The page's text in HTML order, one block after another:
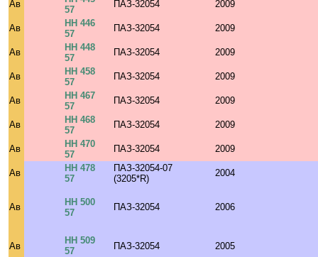
Ав
57
ПАЗ-32054 2009
Ав
НН 446
57
ПАЗ-32054 2009
Ав
НН 448
57
ПАЗ-32054 2009
Ав
НН 458
57
ПАЗ-32054 2009
Ав
НН 467
57
ПАЗ-32054 2009
Ав
НН 468
57
ПАЗ-32054 2009
Ав
НН 470
57
ПАЗ-32054 2009
Ав
НН 478
57
ПАЗ-32054-07
(3205*R)
2004
Ав
НН 500
57
ПАЗ-32054 2006
Ав
НН 509
57
ПАЗ-32054 2005